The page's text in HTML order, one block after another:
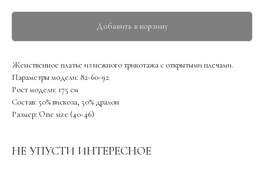
Добавить в корзину
Женственное платье из нежного трикотажа с открытыми плечами.
Параметры модели: 82-60-92
Рост модели: 175 см
Состав: 50% вискоза, 50% дралон
Размер: One size (40-46)
НЕ УПУСТИ ИНТЕРЕСНОЕ